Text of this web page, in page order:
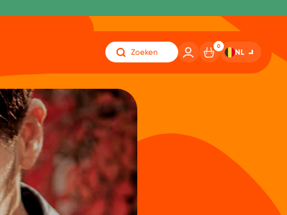
Zoeken
0
NL